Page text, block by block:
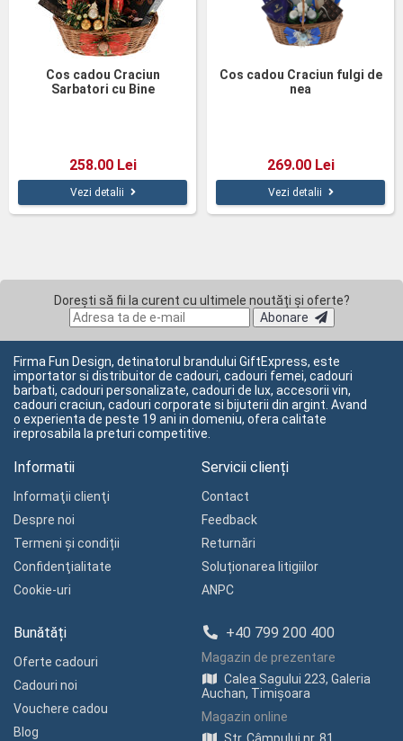
Cos cadou Craciun
Sarbatori cu Bine
258.00 Lei
Vezi detalii
Cos cadou Craciun fulgi de
nea
269.00 Lei
Vezi detalii
Dorești să fii la curent cu ultimele noutăți și oferte?
Abonare
Firma Fun Design, detinatorul brandului GiftExpress, este
importator si distribuitor de cadouri, cadouri femei, cadouri
barbati, cadouri personalizate, cadouri de lux, accesorii vin,
cadouri craciun, cadouri corporate si bijuterii din argint. Avand
o experienta de peste 19 ani in domeniu, ofera calitate
ireprosabila la preturi competitive.
Informatii
Informaţii clienţi
Despre noi
Termeni și condiții
Confidenţialitate
Cookie-uri
Servicii clienți
Contact
Feedback
Returnări
Soluționarea litigiilor
ANPC
Bunătăți
Oferte cadouri
Cadouri noi
Vouchere cadou
Blog
+40 799 200 400
Magazin de prezentare
Calea Sagului 223, Galeria
Auchan, Timișoara
Magazin online